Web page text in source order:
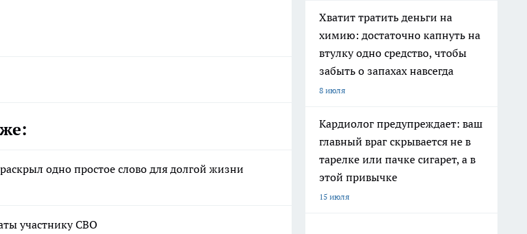
одно простое слово для долгой жизни
участнику СВО
Хватит тратить деньги на
химию: достаточно капнуть на
втулку одно средство, чтобы
забыть о запахах навсегда
8 июля
Кардиолог предупреждает: ваш
главный враг скрывается не в
тарелке или пачке сигарет, а в
этой привычке
15 июля